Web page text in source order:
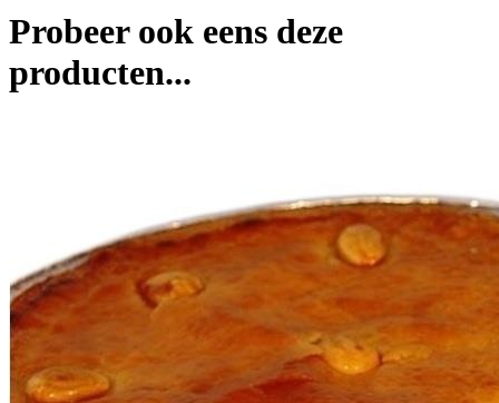
Probeer ook eens deze
producten...